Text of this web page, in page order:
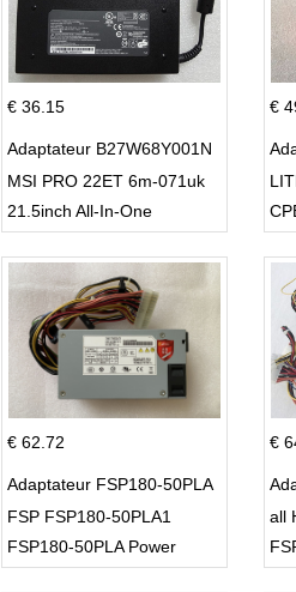
€ 36.15
Adaptateur B27W68Y001N
MSI PRO 22ET 6m-071uk
21.5inch All-In-One
€
€ 62.72
Adaptateur FSP180-50PLA
FSP FSP180-50PLA1
FSP180-50PLA Power
€
all